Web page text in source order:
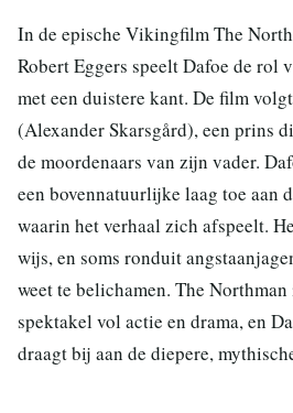
In de epische Vikingfilm The
Robert Eggers speelt Dafoe de rol
met een duistere kant. De film
(Alexander Skarsgård), een prins
de moordenaars van zijn vader.
een bovennatuurlijke laag toe aan
waarin het verhaal zich afspeelt.
wijs, en soms ronduit
weet te belichamen. The
spektakel vol actie en drama, en
draagt bij aan de diepere,